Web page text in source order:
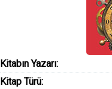
Kitabın Yazarı:
Kitap Türü: